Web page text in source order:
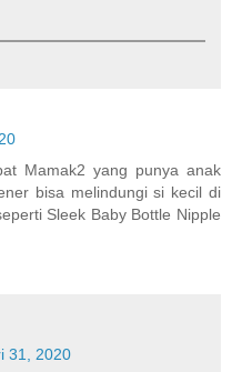
Mamak2 yang punya anak
bisa melindungi si kecil di
Sleek Baby Bottle Nipple
31, 2020